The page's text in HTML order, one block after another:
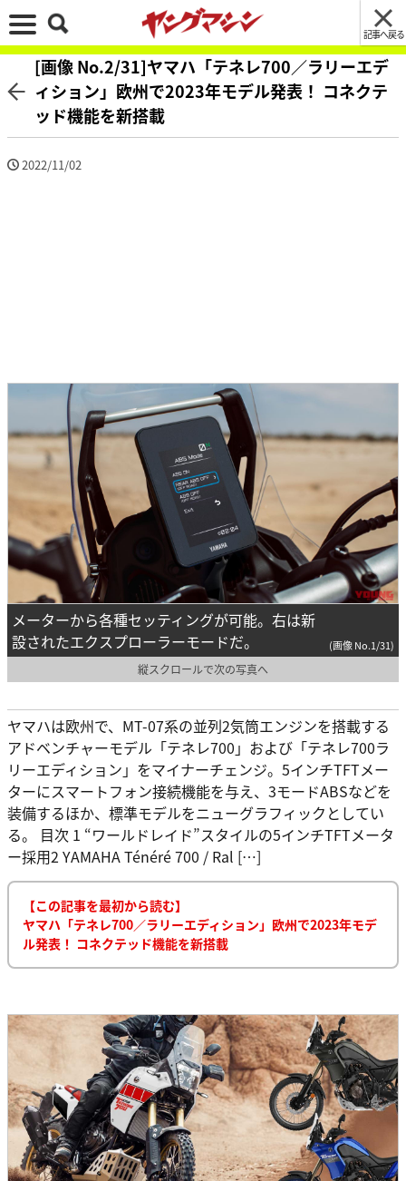
記事へ戻る
[画像 No.2/31]ヤマハ「テネレ700／ラリーエデ
ィション」欧州で2023年モデル発表！ コネクテ
ッド機能を新搭載
2022/11/02
メーターから各種セッティングが可能。右は新
設されたエクスプローラーモードだ。
(画像 No.1/31)
縦スクロールで次の写真へ
ヤマハは欧州で、MT-07系の並列2気筒エンジンを搭載する
アドベンチャーモデル「テネレ700」および「テネレ700ラ
リーエディション」をマイナーチェンジ。5インチTFTメー
ターにスマートフォン接続機能を与え、3モードABSなどを
装備するほか、標準モデルをニューグラフィックとしてい
る。 目次 1 “ワールドレイド”スタイルの5インチTFTメータ
ー採用2 YAMAHA Ténéré 700 / Ral […]
【この記事を最初から読む】
ヤマハ「テネレ700／ラリーエディション」欧州で2023年モデ
ル発表！ コネクテッド機能を新搭載